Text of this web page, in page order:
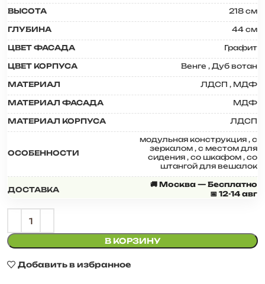
ВЫСОТА 218 см
ГЛУБИНА 44 см
ЦВЕТ ФАСАДА Графит
ЦВЕТ КОРПУСА Венге , Дуб вотан
МАТЕРИАЛ ЛДСП , МДФ
МАТЕРИАЛ ФАСАДА МДФ
МАТЕРИАЛ КОРПУСА ЛДСП
ОСОБЕННОСТИ
модульная конструкция , с
зеркалом , с местом для
сидения , со шкафом , со
штангой для вешалок
ДОСТАВКА
🚚 Москва — Бесплатно
📅 12-14 авг
В КОРЗИНУ
Добавить в избранное